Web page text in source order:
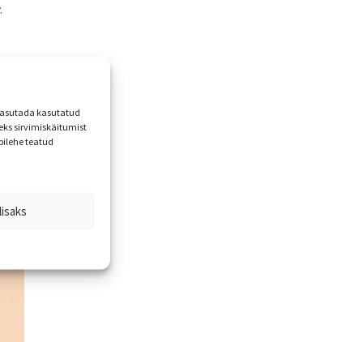
kasutatud
sirvimiskäitumist
teatud